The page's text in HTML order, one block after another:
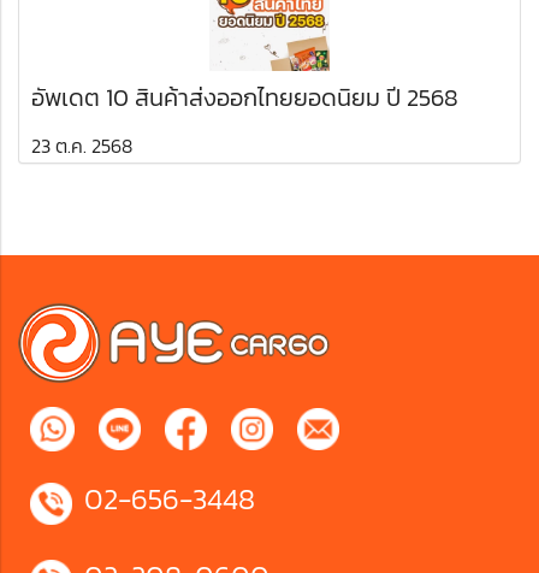
อัพเดต 10 สินค้าส่งออกไทยยอดนิยม ปี 2568
23 ต.ค. 2568
02-656-3448